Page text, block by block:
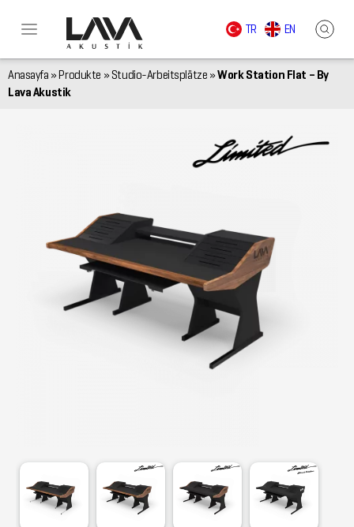
TR EN
Anasayfa »Produkte »Studio-Arbeitsplätze »Work Station Flat – By
Lava Akustik